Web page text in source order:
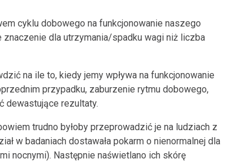
cyklu dobowego na funkcjonowanie naszego
znaczenie dla utrzymania/spadku wagi niż liczba
na ile to, kiedy jemy wpływa na funkcjonowanie
przypadku, zaburzenie rytmu dobowego,
dewastujące rezultaty.
trudno byłoby przeprowadzić je na ludziach z
w badaniach dostawała pokarm o nienormalnej dla
nocnymi). Następnie naświetlano ich skórę